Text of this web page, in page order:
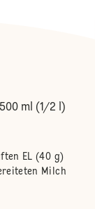
ml (1/2 l)
EL (40 g)
Milch